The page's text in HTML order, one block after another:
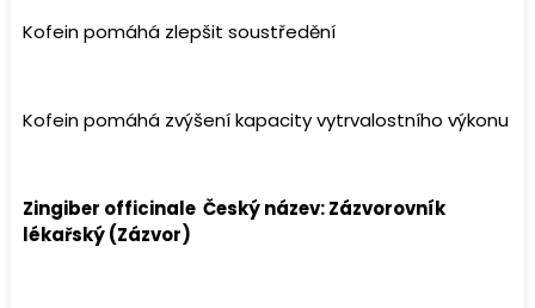
Kofein pomáhá zlepšit soustředění
Kofein pomáhá zvýšení kapacity vytrvalostního výkonu
Zingiber officinale Český název: Zázvorovník
lékařský (Zázvor)